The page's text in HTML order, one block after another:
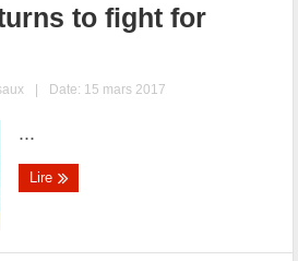
to fight for
| Date: 15 mars 2017
...
Lire